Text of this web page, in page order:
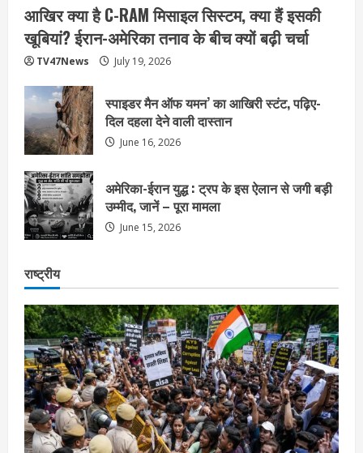
आखिर क्या है C-RAM मिसाइल सिस्टम, क्या हैं इसकी
खूबियां? ईरान-अमेरिका तनाव के बीच क्यों बढ़ी चर्चा
TV47News July 19, 2026
स्पाइडर मैन ऑफ यमन’ का आखिरी स्टंट, पढ़िए-
दिल दहला देने वाली दास्तान
June 16, 2026
अमेरिका-ईरान युद्ध : ट्रप के इस ऐलान से जगी बड़ी
उम्मीद, जानें – पूरा मामला
June 15, 2026
राष्ट्रीय